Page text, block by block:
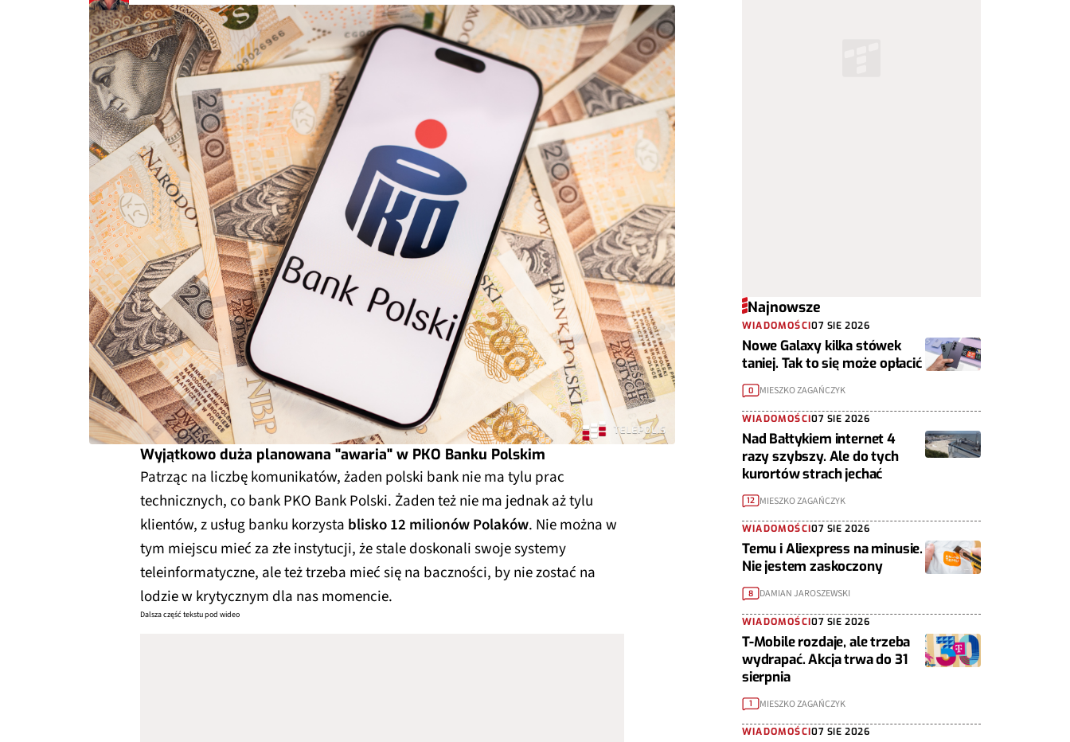
Wyjątkowo duża planowana "awaria" w PKO Banku Polskim
Patrząc na liczbę komunikatów, żaden polski bank nie ma tylu prac
technicznych, co bank PKO Bank Polski. Żaden też nie ma jednak aż tylu
klientów, z usług banku korzysta blisko 12 milionów Polaków. Nie można w
tym miejscu mieć za złe instytucji, że stale doskonali swoje systemy
teleinformatyczne, ale też trzeba mieć się na baczności, by nie zostać na
lodzie w krytycznym dla nas momencie.
Dalsza część tekstu pod wideo
Najnowsze
WIADOMOŚCI07 SIE 2026
Nowe Galaxy kilka stówek
taniej. Tak to się może opłacić
0 MIESZKO ZAGAŃCZYK
WIADOMOŚCI07 SIE 2026
Nad Bałtykiem internet 4
razy szybszy. Ale do tych
kurortów strach jechać
12 MIESZKO ZAGAŃCZYK
WIADOMOŚCI07 SIE 2026
Temu i Aliexpress na minusie.
Nie jestem zaskoczony
8 DAMIAN JAROSZEWSKI
WIADOMOŚCI07 SIE 2026
T-Mobile rozdaje, ale trzeba
wydrapać. Akcja trwa do 31
sierpnia
1 MIESZKO ZAGAŃCZYK
WIADOMOŚCI07 SIE 2026